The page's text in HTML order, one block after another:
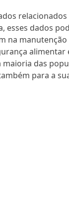
esses dados
na
das
para a